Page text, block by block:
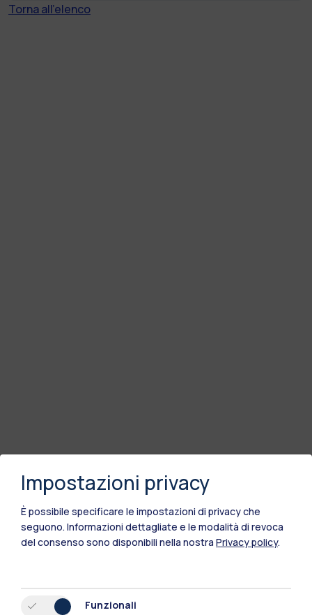
Torna all'elenco
Impostazioni privacy
È possibile specificare le impostazioni di privacy che
seguono. Informazioni dettagliate e le modalità di revoca
del consenso sono disponibili nella nostra Privacy policy.
Funzionali